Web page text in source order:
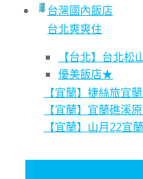
台灣國內飯店
台北爽爽住
【台北】台北
優美飯店★
【宜蘭】捷絲旅宜
【宜蘭】宜蘭礁溪
【宜蘭】山月22